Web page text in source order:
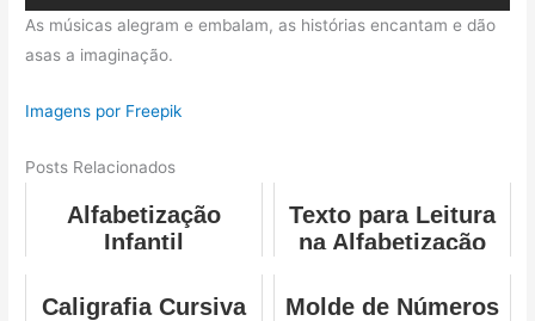
As músicas alegram e embalam, as histórias encantam e dão
asas a imaginação.
Imagens por Freepik
Posts Relacionados
Alfabetização
Infantil
Texto para Leitura
na Alfabetização
Caligrafia Cursiva Molde de Números